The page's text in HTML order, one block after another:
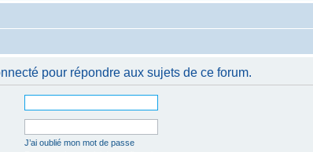
pour répondre aux sujets de ce forum.
J’ai oublié mon mot de passe